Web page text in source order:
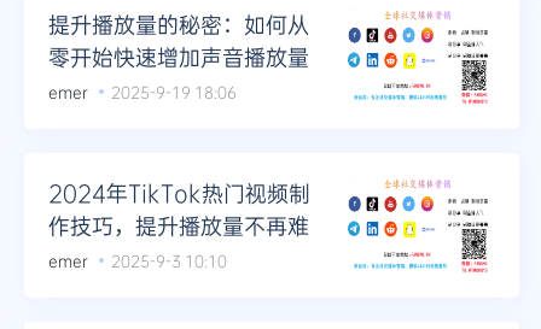
提升播放量的秘密：如何从
零开始快速增加声音播放量
emer 2025-9-19 18:06
2024年TikTok热门视频制
作技巧，提升播放量不再难
emer 2025-9-3 10:10